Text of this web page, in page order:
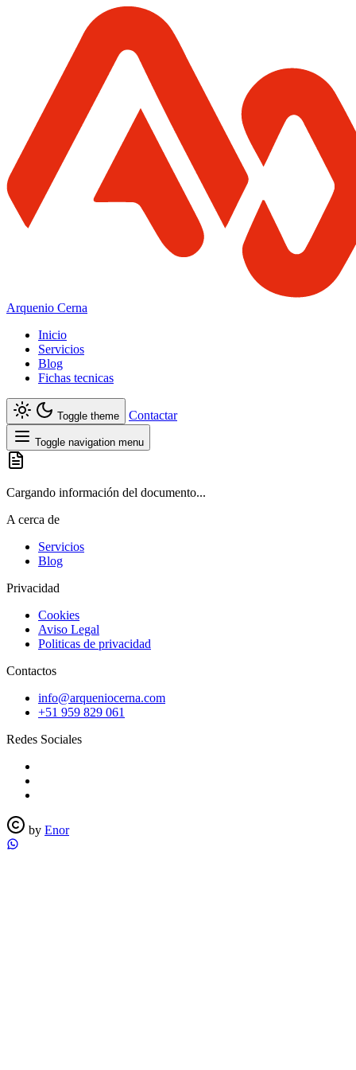
Arquenio Cerna
Inicio
Servicios
Blog
Fichas tecnicas
Toggle theme Contactar
Toggle navigation menu
Cargando información del documento...
A cerca de
Servicios
Blog
Privacidad
Cookies
Aviso Legal
Politicas de privacidad
Contactos
info@arqueniocerna.com
+51 959 829 061
Redes Sociales
by Enor